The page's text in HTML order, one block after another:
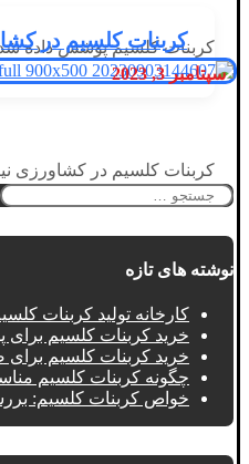
کربنات کلسیم پوشش داده
کربنات کلسیم در
سپتامبر 3, 2023
کربنات کلسیم در کشاورزی
جستجو
نوشته های تازه
کارخانه تولید کربنات
خرید کربنات کلسیم برای
خرید کربنات کلسیم برای
چگونه کربنات کلسیم
خواص کربنات کلسیم: